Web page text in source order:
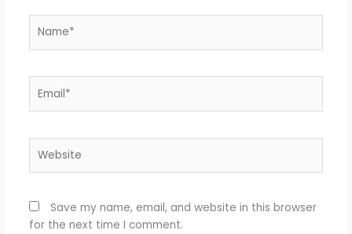
Save my name, email, and website in this browser
for the next time I comment.